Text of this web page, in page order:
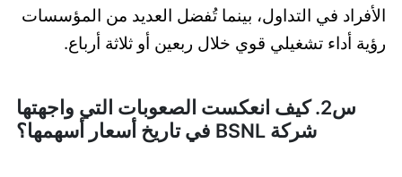
الأفراد في التداول، بينما تُفضل العديد من المؤسسات
رؤية أداء تشغيلي قوي خلال ربعين أو ثلاثة أرباع.
س2. كيف انعكست الصعوبات التي واجهتها
شركة BSNL في تاريخ أسعار أسهمها؟